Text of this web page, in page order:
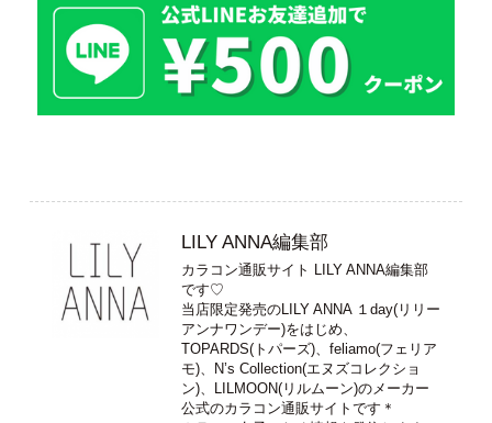
LILY ANNA編集部
カラコン通販サイト LILY ANNA編集部
です♡
当店限定発売のLILY ANNA １day(リリー
アンナワンデー)をはじめ、
TOPARDS(トパーズ)、feliamo(フェリア
モ)、N’s Collection(エヌズコレクショ
ン)、LILMOON(リルムーン)のメーカー
公式のカラコン通販サイトです＊